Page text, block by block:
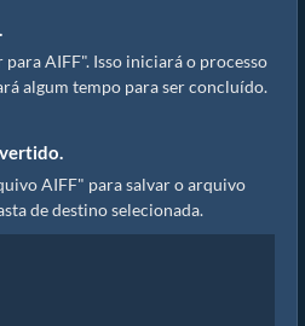
AIFF". Isso iniciará o processo
algum tempo para ser concluído.
AIFF" para salvar o arquivo
de destino selecionada.